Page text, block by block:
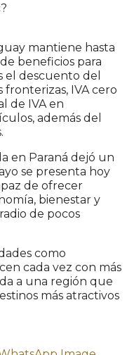
mantiene hasta
beneficios para
el descuento del
IVA cero
de IVA en
además del
en Paraná dejó un
se presenta hoy
de ofrecer
bienestar y
de pocos
como
cada vez con más
a una región que
más atractivos